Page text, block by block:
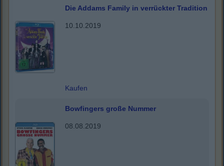
Die Addams Family in verrückter Tradition
10.10.2019
Kaufen
Bowfingers große Nummer
08.08.2019